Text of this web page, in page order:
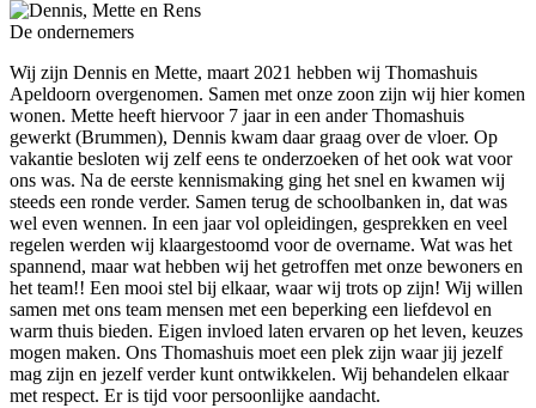
De ondernemers
Wij zijn Dennis en Mette, maart 2021 hebben wij Thomashuis
Apeldoorn overgenomen. Samen met onze zoon zijn wij hier komen
wonen. Mette heeft hiervoor 7 jaar in een ander Thomashuis
gewerkt (Brummen), Dennis kwam daar graag over de vloer. Op
vakantie besloten wij zelf eens te onderzoeken of het ook wat voor
ons was. Na de eerste kennismaking ging het snel en kwamen wij
steeds een ronde verder. Samen terug de schoolbanken in, dat was
wel even wennen. In een jaar vol opleidingen, gesprekken en veel
regelen werden wij klaargestoomd voor de overname. Wat was het
spannend, maar wat hebben wij het getroffen met onze bewoners en
het team!! Een mooi stel bij elkaar, waar wij trots op zijn! Wij willen
samen met ons team mensen met een beperking een liefdevol en
warm thuis bieden. Eigen invloed laten ervaren op het leven, keuzes
mogen maken. Ons Thomashuis moet een plek zijn waar jij jezelf
mag zijn en jezelf verder kunt ontwikkelen. Wij behandelen elkaar
met respect. Er is tijd voor persoonlijke aandacht.